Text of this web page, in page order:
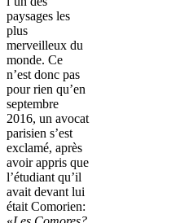
paysages les
plus
merveilleux du
monde. Ce
n’est donc pas
pour rien qu’en
septembre
2016, un avocat
parisien s’est
exclamé, après
avoir appris que
l’étudiant qu’il
avait devant lui
était Comorien: